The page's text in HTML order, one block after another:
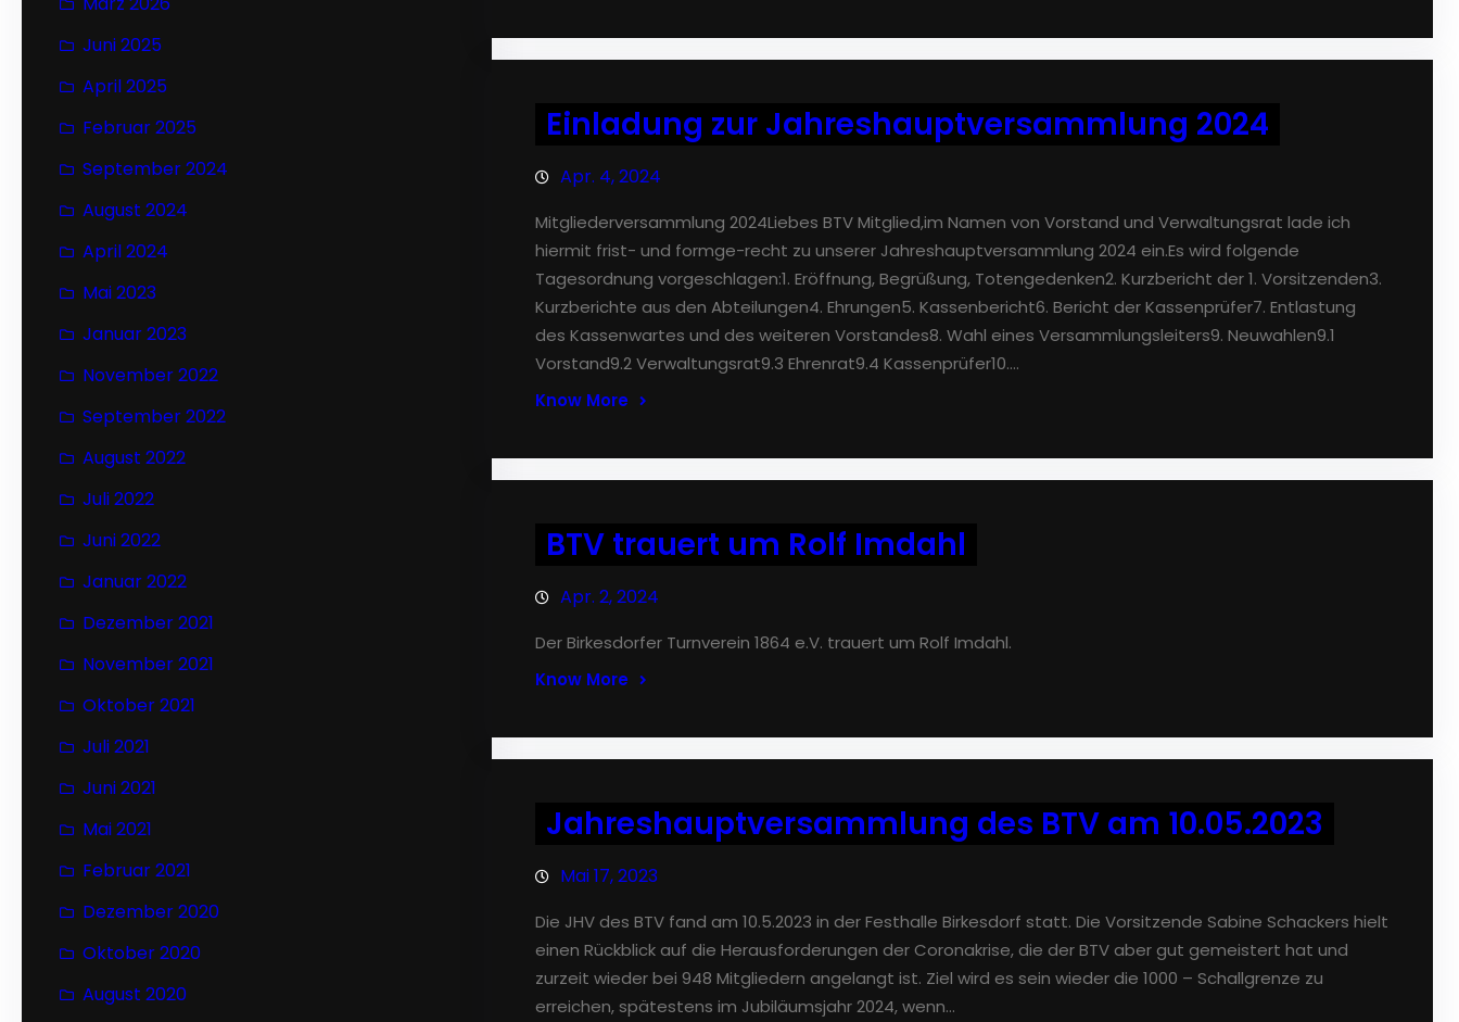
Juni 2025
April 2025
Februar 2025
September 2024
August 2024
April 2024
Mai 2023
Januar 2023
November 2022
September 2022
August 2022
Juli 2022
Juni 2022
Januar 2022
Dezember 2021
November 2021
Oktober 2021
Juli 2021
Juni 2021
Mai 2021
Februar 2021
Dezember 2020
Oktober 2020
August 2020
Einladung zur Jahreshauptversammlung 2024
Apr. 4, 2024
Mitgliederversammlung 2024Liebes BTV Mitglied,im Namen von Vorstand und Verwaltungsrat lade ich
hiermit frist- und formge-recht zu unserer Jahreshauptversammlung 2024 ein.Es wird folgende
Tagesordnung vorgeschlagen:1. Eröffnung, Begrüßung, Totengedenken2. Kurzbericht der 1. Vorsitzenden3.
Kurzberichte aus den Abteilungen4. Ehrungen5. Kassenbericht6. Bericht der Kassenprüfer7. Entlastung
des Kassenwartes und des weiteren Vorstandes8. Wahl eines Versammlungsleiters9. Neuwahlen9.1
Vorstand9.2 Verwaltungsrat9.3 Ehrenrat9.4 Kassenprüfer10.…
Know More
BTV trauert um Rolf Imdahl
Apr. 2, 2024
Der Birkesdorfer Turnverein 1864 e.V. trauert um Rolf Imdahl.
Know More
Jahreshauptversammlung des BTV am 10.05.2023
Mai 17, 2023
Die JHV des BTV fand am 10.5.2023 in der Festhalle Birkesdorf statt. Die Vorsitzende Sabine Schackers hielt
einen Rückblick auf die Herausforderungen der Coronakrise, die der BTV aber gut gemeistert hat und
zurzeit wieder bei 948 Mitgliedern angelangt ist. Ziel wird es sein wieder die 1000 – Schallgrenze zu
erreichen, spätestens im Jubiläumsjahr 2024, wenn…